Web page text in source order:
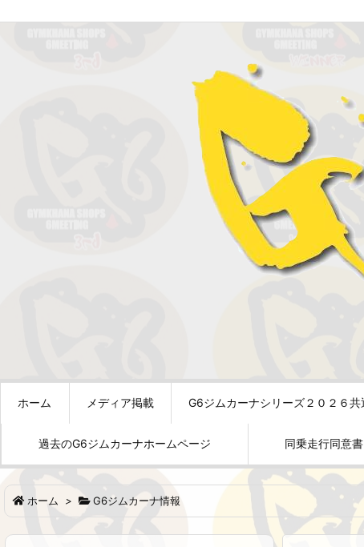
ホーム メディア掲載 G6ジムカーナシリーズ２０２６共
過去のG6ジムカーナホームページ 同乗走行同意書
ホーム > G6ジムカーナ情報